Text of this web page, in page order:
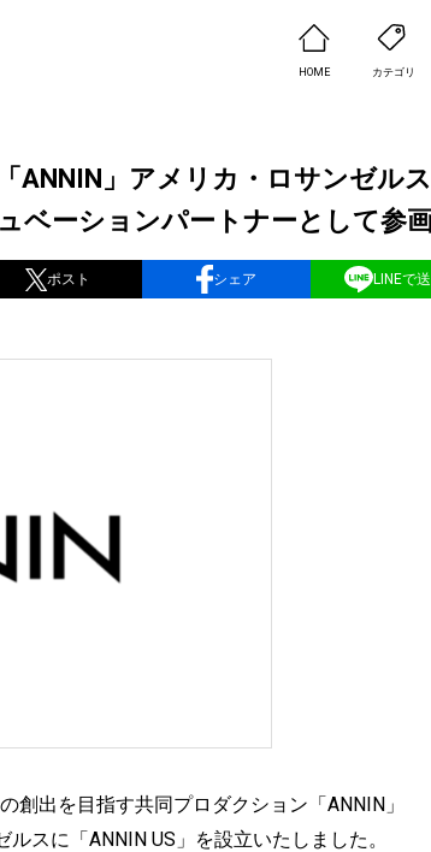
HOME カテゴリ
ANNIN」アメリカ・ロサンゼル
ベーションパートナーとして参
ポスト シェア LINEで
創出を目指す共同プロダクション「ANNIN」
スに「ANNIN US」を設立いたしました。